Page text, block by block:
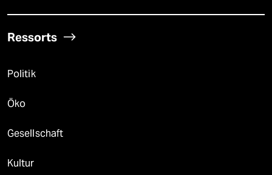
Ressorts
Politik
Öko
Gesellschaft
Kultur